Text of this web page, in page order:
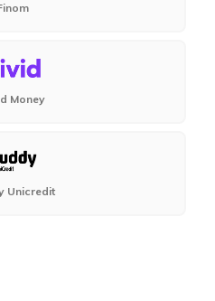
Money
Unicredit